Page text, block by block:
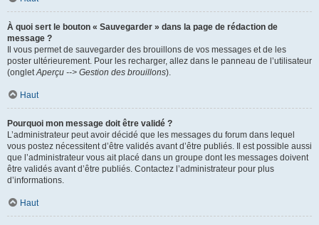
À quoi sert le bouton « Sauvegarder » dans la page de rédaction de
message ?
Il vous permet de sauvegarder des brouillons de vos messages et de les
poster ultérieurement. Pour les recharger, allez dans le panneau de l’utilisateur
(ongletAperçu --> Gestion des brouillons).
Haut
Pourquoi mon message doit être validé ?
L’administrateur peut avoir décidé que les messages du forum dans lequel
vous postez nécessitent d’être validés avant d’être publiés. Il est possible aussi
que l’administrateur vous ait placé dans un groupe dont les messages doivent
être validés avant d’être publiés. Contactez l’administrateur pour plus
d’informations.
Haut